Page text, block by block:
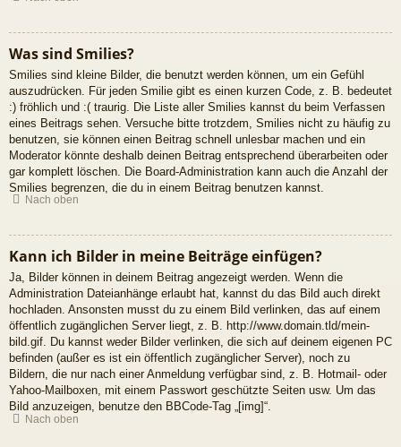
Was sind Smilies?
Smilies sind kleine Bilder, die benutzt werden können, um ein Gefühl
auszudrücken. Für jeden Smilie gibt es einen kurzen Code, z. B. bedeutet
:) fröhlich und :( traurig. Die Liste aller Smilies kannst du beim Verfassen
eines Beitrags sehen. Versuche bitte trotzdem, Smilies nicht zu häufig zu
benutzen, sie können einen Beitrag schnell unlesbar machen und ein
Moderator könnte deshalb deinen Beitrag entsprechend überarbeiten oder
gar komplett löschen. Die Board-Administration kann auch die Anzahl der
Smilies begrenzen, die du in einem Beitrag benutzen kannst.
Nach oben
Kann ich Bilder in meine Beiträge einfügen?
Ja, Bilder können in deinem Beitrag angezeigt werden. Wenn die
Administration Dateianhänge erlaubt hat, kannst du das Bild auch direkt
hochladen. Ansonsten musst du zu einem Bild verlinken, das auf einem
öffentlich zugänglichen Server liegt, z. B. http://www.domain.tld/mein-
bild.gif. Du kannst weder Bilder verlinken, die sich auf deinem eigenen PC
befinden (außer es ist ein öffentlich zugänglicher Server), noch zu
Bildern, die nur nach einer Anmeldung verfügbar sind, z. B. Hotmail- oder
Yahoo-Mailboxen, mit einem Passwort geschützte Seiten usw. Um das
Bild anzuzeigen, benutze den BBCode-Tag „[img]“.
Nach oben